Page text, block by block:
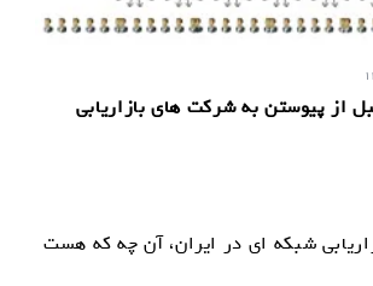
از پیوستن به شرکت های بازاریابی
شبکه ای در ایران، آن چه که هست